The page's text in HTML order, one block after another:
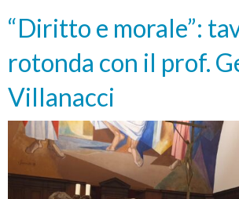
“Diritto e morale”:
rotonda con il prof.
Villanacci